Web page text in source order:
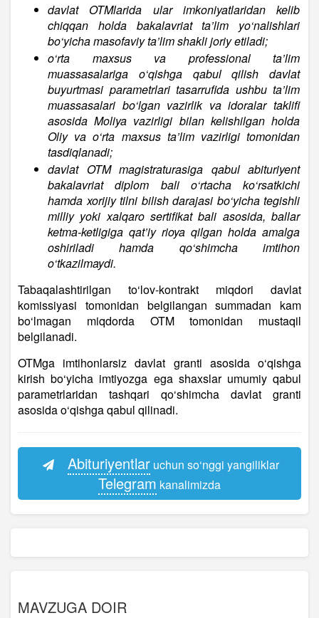
davlat OTMlarida ular imkoniyatlaridan kelib
chiqqan holda bakalavriat ta’lim yo‘nalishlari
bo‘yicha masofaviy ta’lim shakli joriy etiladi;
o‘rta maxsus va professional ta’lim
muassasalariga o‘qishga qabul qilish davlat
buyurtmasi parametrlari tasarrufida ushbu ta’lim
muassasalari bo‘lgan vazirlik va idoralar taklifi
asosida Moliya vazirligi bilan kelishilgan holda
Oliy va o‘rta maxsus ta’lim vazirligi tomonidan
tasdiqlanadi;
davlat OTM magistraturasiga qabul abituriyent
bakalavriat diplom bali o‘rtacha ko‘rsatkichi
hamda xorijiy tilni bilish darajasi bo‘yicha tegishli
milliy yoki xalqaro sertifikat bali asosida, ballar
ketma-ketligiga qat’iy rioya qilgan holda amalga
oshiriladi hamda qo‘shimcha imtihon
o‘tkazilmaydi.
Tabaqalashtirilgan to‘lov-kontrakt miqdori davlat
komissiyasi tomonidan belgilangan summadan kam
bo‘lmagan miqdorda OTM tomonidan mustaqil
belgilanadi.
OTMga imtihonlarsiz davlat granti asosida o‘qishga
kirish bo‘yicha imtiyozga ega shaxslar umumiy qabul
parametrlaridan tashqari qo‘shimcha davlat granti
asosida o‘qishga qabul qilinadi.
Abituriyentlaruchun so‘nggi yangiliklar
Telegram kanalimizda
MAVZUGA DOIR